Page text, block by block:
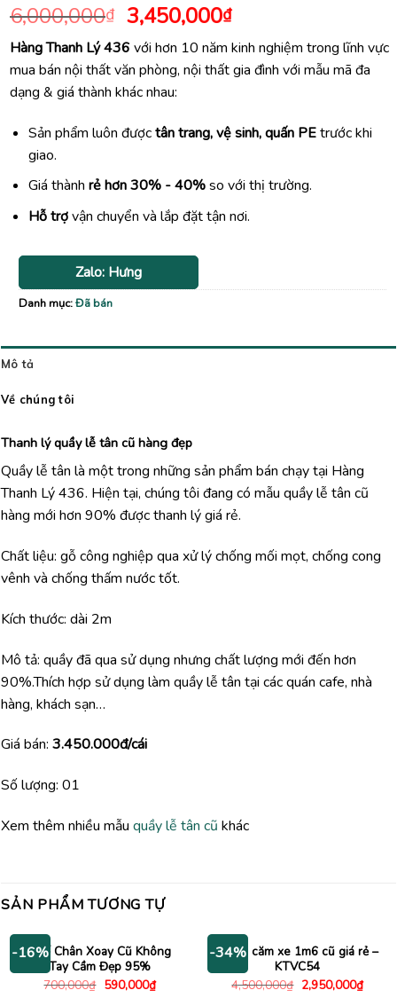
6,000,000₫ Giá
gốc
là:
6,000,000₫.
3,450,000₫Giá
hiện
tại
là:
Hàng Thanh Lý 436 với hơn 10 năm kinh nghiệm trong lĩnh vực
mua bán nội thất văn phòng, nội thất gia đình với mẫu mã đa
dạng & giá thành khác nhau:
Sản phẩm luôn đượctân trang, vệ sinh, quấn PEtrước khi
giao.
Giá thành rẻ hơn 30% - 40%so với thị trường.
Hỗ trợvận chuyển và lắp đặt tận nơi.
Zalo: Hưng
Danh mục:Đã bán
Mô tả
Về chúng tôi
Thanh lý quầy lễ tân cũ hàng đẹp
Quầy lễ tân là một trong những sản phẩm bán chạy tại Hàng
Thanh Lý 436. Hiện tại, chúng tôi đang có mẫu quầy lễ tân cũ
hàng mới hơn 90% được thanh lý giá rẻ.
Chất liệu: gỗ công nghiệp qua xử lý chống mối mọt, chống cong
vênh và chống thấm nước tốt.
Kích thước: dài 2m
Mô tả: quầy đã qua sử dụng nhưng chất lượng mới đến hơn
90%.Thích hợp sử dụng làm quầy lễ tân tại các quán cafe, nhà
hàng, khách sạn…
Giá bán: 3.450.000đ/cái
Số lượng: 01
Xem thêm nhiều mẫu quầy lễ tân cũ khác
SẢN PHẨM TƯƠNG TỰ
-16%
Ghế Chân Xoay Cũ Không
Tay Cầm Đẹp 95%
700,000₫ Giá
590,000₫Giá
-34%
Kệ tivi căm xe 1m6 cũ giá rẻ –
KTVC54
4,500,000₫ Giá
2,950,000₫Giá